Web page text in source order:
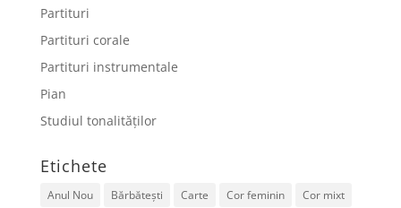
Partituri
Partituri corale
Partituri instrumentale
Pian
Studiul tonalităților
Etichete
Anul Nou Bărbătești Carte Cor feminin Cor mixt